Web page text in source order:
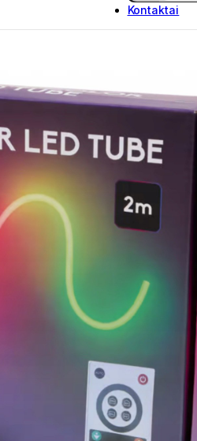
Kontaktai